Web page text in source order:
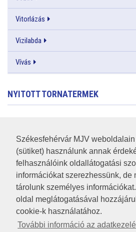
Székesfehérvár MJV
(sütiket) használunk annak
felhasználóink oldallátogatási
információkat szerezhessünk, de
tárolunk személyes
oldal meglátogatásával
cookie-k használatához.
További információ az
Vitorlázás
Vizilabda
Vívás
NYITOTT TORNATERMEK
RSS
A HONLAP 2017.03.31-I ÁLLAPOTA
JOGI NYILATKOZAT
IMPRESSZUM